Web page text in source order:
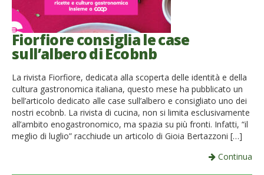
German
English
Spanish
French
Italiano
Fiorfiore consiglia le case
sull’albero di Ecobnb
La rivista Fiorfiore, dedicata alla scoperta delle identità e della
cultura gastronomica italiana, questo mese ha pubblicato un
bell’articolo dedicato alle case sull’albero e consigliato uno dei
nostri ecobnb. La rivista di cucina, non si limita esclusivamente
all’ambito enogastronomico, ma spazia su più fronti. Infatti, “il
meglio di luglio” racchiude un articolo di Gioia Bertazzoni […]
Continua